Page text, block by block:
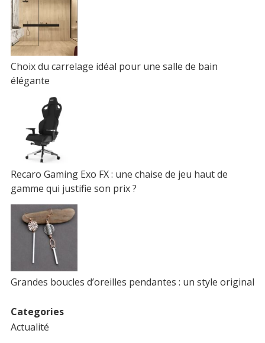
Choix du carrelage idéal pour une salle de bain
élégante
Recaro Gaming Exo FX : une chaise de jeu haut de
gamme qui justifie son prix ?
Grandes boucles d’oreilles pendantes : un style original
Categories
Actualité